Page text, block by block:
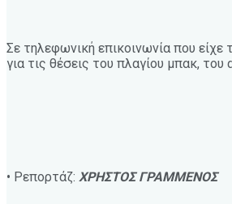
Σε τηλεφωνική επικοινωνία που είχε
για τις θέσεις του πλαγίου μπακ,
• Ρεπορτάζ: ΧΡΗΣΤΟΣ ΓΡΑΜΜΕΝΟΣ